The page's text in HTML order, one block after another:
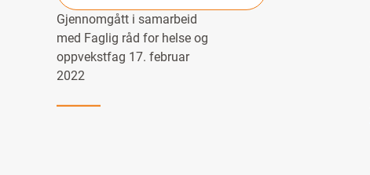
Gjennomgått i samarbeid
med Faglig råd for helse og
oppvekstfag 17. februar
2022